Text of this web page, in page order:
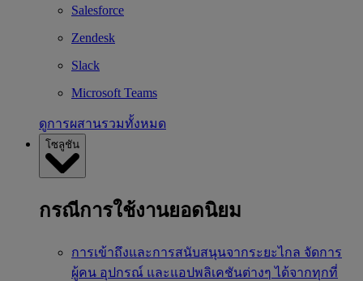
Salesforce
Zendesk
Slack
Microsoft Teams
ดูการผสานรวมทั้งหมด
โซลูชัน
กรณีการใช้งานยอดนิยม
การเข้าถึงและการสนับสนุนจากระยะไกล จัดการ
ผู้คน อุปกรณ์ และแอปพลิเคชันต่างๆ ได้จากทุกที่